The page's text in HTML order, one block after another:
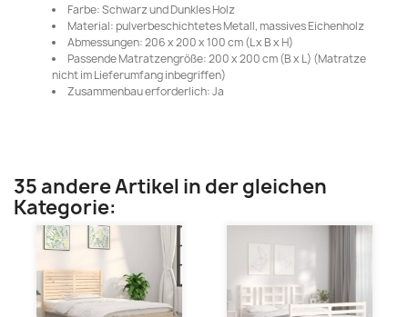
Farbe: Schwarz und Dunkles Holz
Material: pulverbeschichtetes Metall, massives Eichenholz
Abmessungen: 206 x 200 x 100 cm (L x B x H)
Passende Matratzengröße: 200 x 200 cm (B x L) (Matratze
nicht im Lieferumfang inbegriffen)
Zusammenbau erforderlich: Ja
35 andere Artikel in der gleichen
Kategorie: